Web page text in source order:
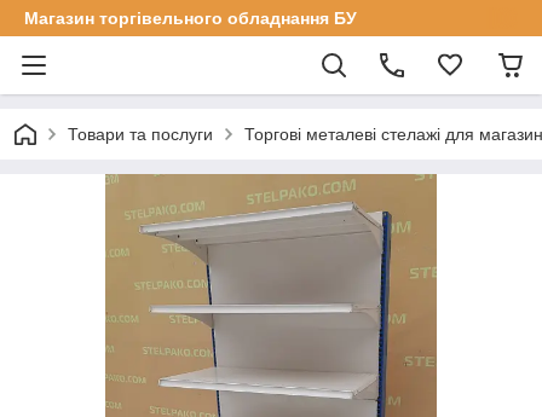
Магазин торгівельного обладнання БУ
Товари та послуги Торгові металеві стелажі для